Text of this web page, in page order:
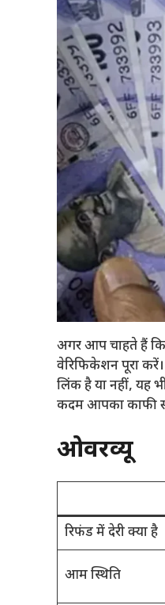
अगर आप चाहते हैं कि
वेरिफिकेशन पूरा
लिंक है या नहीं, यह
कदम आपका काफी
ओवरव्यू
रिफंड में देरी क्या है
आम स्थिति